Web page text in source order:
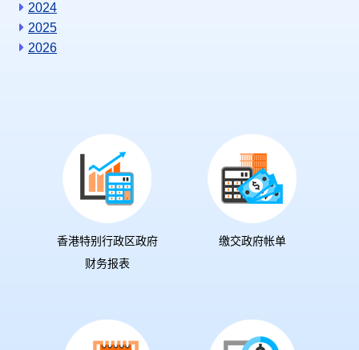
2024
2025
2026
香港特别行政区政府
财务报表
缴交政府帐单